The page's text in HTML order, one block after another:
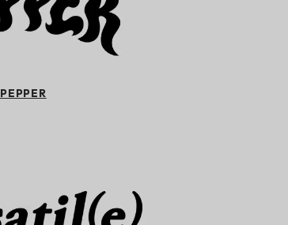
PEPPER